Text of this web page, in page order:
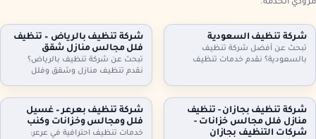
مزودي الخدمة.
شركة تنظيف السعودية
تبحث عن أفضل شركة تنظيف
بالسعودية؟ نقدم خدمات تنظيف
تنافسية. اطلب خدمتك الآن!
شركة تنظيف بالرياض – تنظيف
فلل مجالس منازل شقق
تبحث عن شركة تنظيف بالرياض؟
نقدم تنظيف منازل وشقق وفلل
وعقود دورية للمنازل والمكاتب. اطلب
تقييمًا مجانيًا وتفاصيل السعر حسب
المساحة والخدمة.
شركة تنظيف بجازان - تنظيف
منازل فلل مجالس خزانات -
شركات التنظيف بجازان
شركة تنظيف بعرعر – غسيل
فلل ومجالس وخزانات وكنب
خدمات تنظيف احترافية في عرعر: